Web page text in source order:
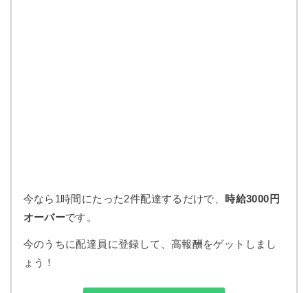
今なら 1時間にたった2件配達するだけで、 時給3000円
オーバーです。
今のうちに配達員に登録して、高報酬をゲットしまし
ょう！